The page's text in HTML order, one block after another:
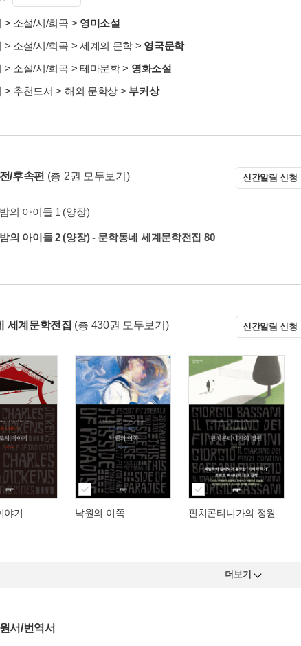
> 소설/시/희곡 > 영미소설
> 소설/시/희곡 > 세계의 문학 > 영국문학
> 소설/시/희곡 > 테마문학> 영화소설
> 추천도서 > 해외 문학상 > 부커상
/후속편 (총 2권 모두보기) 신간알림 신청
의 아이들 1 (양장)
의 아이들 2 (양장) - 문학동네 세계문학전집 80
세계문학전집 (총 430권 모두보기) 신간알림 신청
야기 낙원의 이쪽 핀치콘티니가의 정원
더보기
서/번역서